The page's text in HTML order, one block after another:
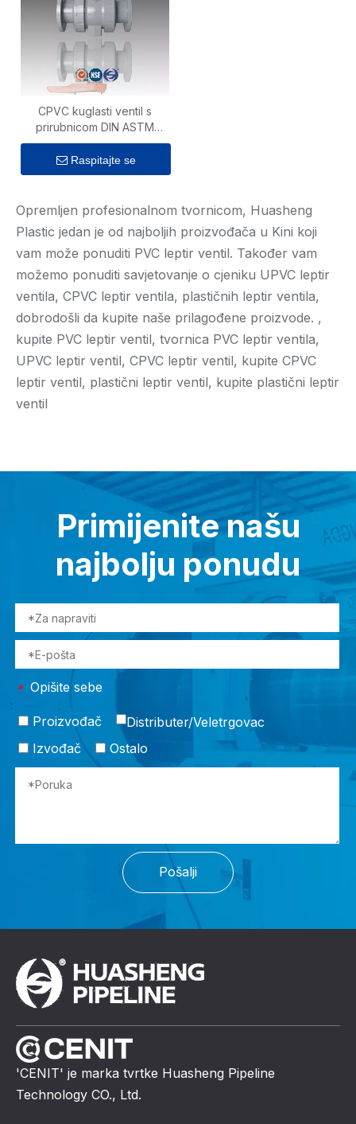
CPVC kuglasti ventil s
prirubnicom DIN ASTM
Standardni priručnik 1,6Mpa
za vodoopskrbu
Raspitajte se
Opremljen profesionalnom tvornicom, Huasheng
Plastic jedan je od najboljih proizvođača u Kini koji
vam može ponuditi PVC leptir ventil. Također vam
možemo ponuditi savjetovanje o cjeniku UPVC leptir
ventila, CPVC leptir ventila, plastičnih leptir ventila,
dobrodošli da kupite naše prilagođene proizvode. ,
kupite PVC leptir ventil, tvornica PVC leptir ventila,
UPVC leptir ventil, CPVC leptir ventil, kupite CPVC
leptir ventil, plastični leptir ventil, kupite plastični leptir
ventil
Primijenite našu
najbolju ponudu
* Opišite sebe
Proizvođač
Distributer/Veletrgovac
Izvođač
Ostalo
Pošalji
'CENIT' je marka tvrtke Huasheng Pipeline
Technology CO., Ltd.